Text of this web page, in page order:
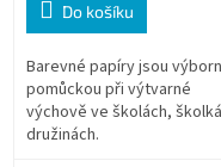
Do košíku
Barevné papíry jsou
pomůckou při výtvarné
výchově ve školách,
družinách.